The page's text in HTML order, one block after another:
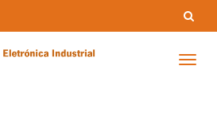
GDMI UMinho